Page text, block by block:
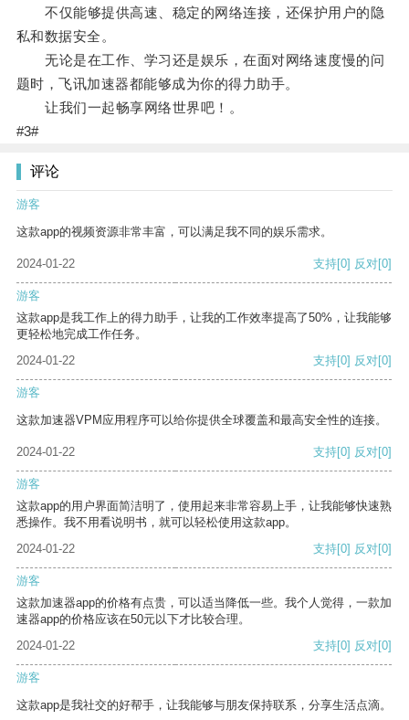
不仅能够提供高速、稳定的网络连接，还保护用户的隐
私和数据安全。
无论是在工作、学习还是娱乐，在面对网络速度慢的问
题时，飞讯加速器都能够成为你的得力助手。
让我们一起畅享网络世界吧！。
#3#
评论
游客
这款app的视频资源非常丰富，可以满足我不同的娱乐需求。
2024-01-22 支持[0] 反对[0]
游客
这款app是我工作上的得力助手，让我的工作效率提高了50%，让我能够
更轻松地完成工作任务。
2024-01-22
支持[0] 反对[0]
游客
这款加速器VPM应用程序可以给你提供全球覆盖和最高安全性的连接。
2024-01-22 支持[0] 反对[0]
游客
这款app的用户界面简洁明了，使用起来非常容易上手，让我能够快速熟
悉操作。我不用看说明书，就可以轻松使用这款app。
2024-01-22
支持[0] 反对[0]
游客
这款加速器app的价格有点贵，可以适当降低一些。我个人觉得，一款加
速器app的价格应该在50元以下才比较合理。
2024-01-22
支持[0] 反对[0]
游客
这款app是我社交的好帮手，让我能够与朋友保持联系，分享生活点滴。